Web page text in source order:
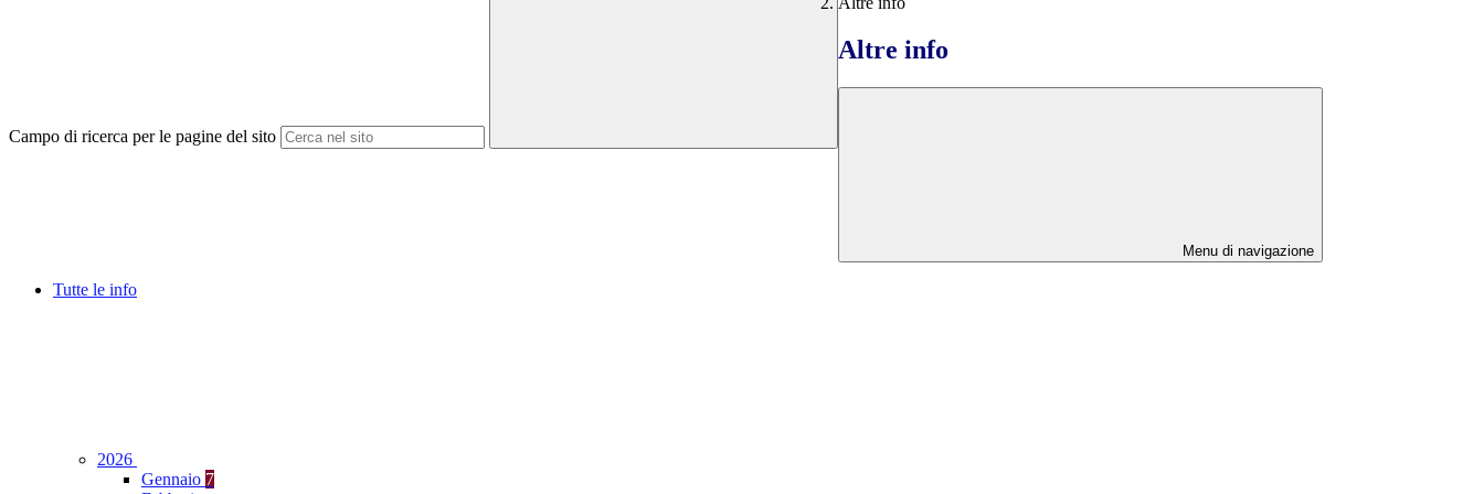
Campo di ricerca per le pagine del sito
Altre info
Menu di navigazione
Tutte le info
2026
Gennaio 7